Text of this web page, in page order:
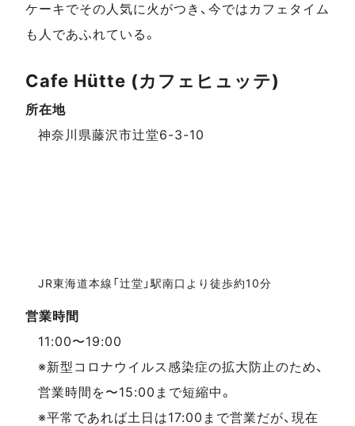
ケーキでその人気に火がつき、今ではカフェタイム
も人であふれている。
スポットデータ
Cafe Hütte (カフェヒュッテ)
所在地
神奈川県藤沢市辻堂6-3-10
JR東海道本線「辻堂」駅南口より徒歩約10分
営業時間
11:00〜19:00
※新型コロナウイルス感染症の拡大防止のため、
営業時間を〜15:00まで短縮中。
※平常であれば土日は17:00まで営業だが、現在